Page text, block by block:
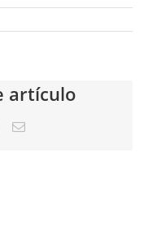
artículo
Correo